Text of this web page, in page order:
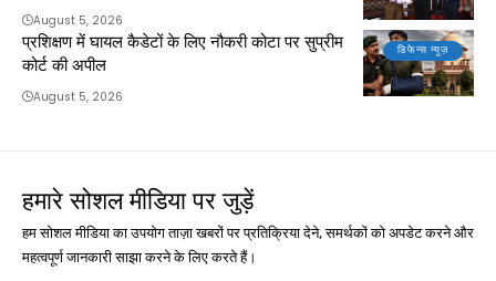
August 5, 2026
डिफेन्स न्यूज़
प्रशिक्षण में घायल कैडेटों के लिए नौकरी कोटा पर सुप्रीम
कोर्ट की अपील
August 5, 2026
हमारे सोशल मीडिया पर जुड़ें
हम सोशल मीडिया का उपयोग ताज़ा खबरों पर प्रतिक्रिया देने, समर्थकों को अपडेट करने और
महत्वपूर्ण जानकारी साझा करने के लिए करते हैं।